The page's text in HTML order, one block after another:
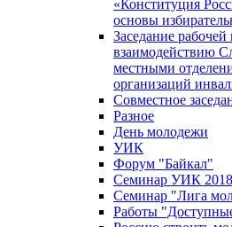
«Конституция
основы
Заседание
взаимодействию
местными
организаций
Совместное
Разное
День молодежи
УИК
Форум "Байкал"
Семинар УИК 2018
Семинар "Лига
Работы